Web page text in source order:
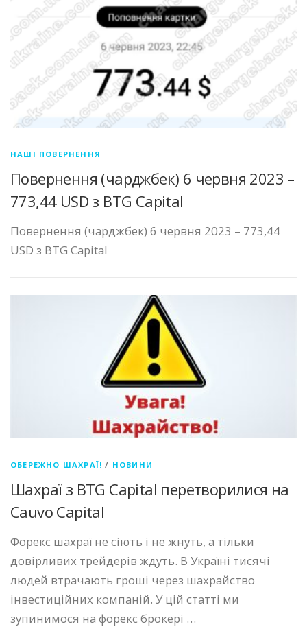
НАШІ ПОВЕРНЕННЯ
Повернення (чарджбек) 6 червня 2023 –
773,44 USD з BTG Capital
Повернення (чарджбек) 6 червня 2023 – 773,44
USD з BTG Capital
ОБЕРЕЖНО ШАХРАЇ! / НОВИНИ
Шахраї з BTG Capital перетворилися на
Cauvo Capital
Форекс шахраї не сіють і не жнуть, а тільки
довірливих трейдерів ждуть. В Україні тисячі
людей втрачають гроші через шахрайство
інвестиційних компаній. У цій статті ми
зупинимося на форекс брокері …